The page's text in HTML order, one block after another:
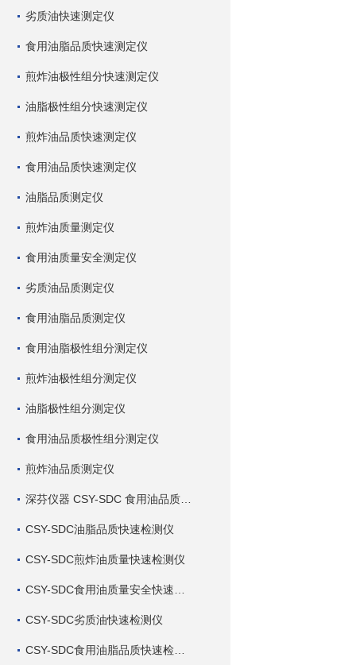
劣质油快速测定仪
食用油脂品质快速测定仪
煎炸油极性组分快速测定仪
油脂极性组分快速测定仪
煎炸油品质快速测定仪
食用油品质快速测定仪
油脂品质测定仪
煎炸油质量测定仪
食用油质量安全测定仪
劣质油品质测定仪
食用油脂品质测定仪
食用油脂极性组分测定仪
煎炸油极性组分测定仪
油脂极性组分测定仪
食用油品质极性组分测定仪
煎炸油品质测定仪
CSY-SDC油脂品质快速检测仪
CSY-SDC煎炸油质量快速检测仪
CSY-SDC劣质油快速检测仪